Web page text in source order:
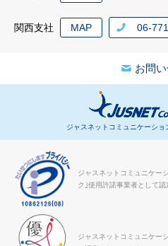
関西支社 MAP 06-
お問
ジャスネットコミュニケーシ
ジャスネットコミュニケー
ク｣使用許諾事業者として認
ジャスネットコミュニケー